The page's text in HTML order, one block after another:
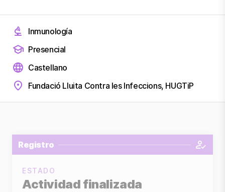
Inmunología
Presencial
Castellano
Fundació Lluita Contra les Infeccions, HUGTiP
Registro
ESTADO
Actividad finalizada